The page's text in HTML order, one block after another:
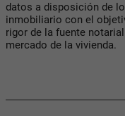
datos a disposición de
inmobiliario con el
rigor de la fuente
mercado de la vivienda.